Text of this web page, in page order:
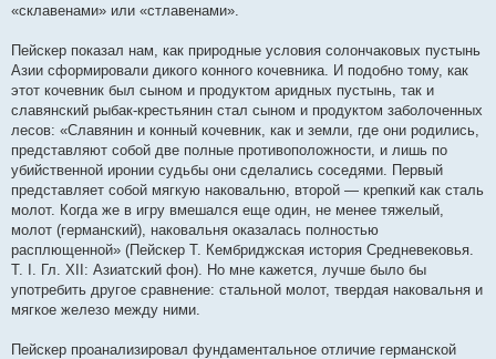
«склавенами» или «стлавенами».
Пейскер показал нам, как природные условия солончаковых пустынь
Азии сформировали дикого конного кочевника. И подобно тому, как
этот кочевник был сыном и продуктом аридных пустынь, так и
славянский рыбак-крестьянин стал сыном и продуктом заболоченных
лесов: «Славянин и конный кочевник, как и земли, где они родились,
представляют собой две полные противоположности, и лишь по
убийственной иронии судьбы они сделались соседями. Первый
представляет собой мягкую наковальню, второй — крепкий как сталь
молот. Когда же в игру вмешался еще один, не менее тяжелый,
молот (германский), наковальня оказалась полностью
расплющенной» (Пейскер Т. Кембриджская история Средневековья.
Т. I. Гл. XII: Азиатский фон). Но мне кажется, лучше было бы
употребить другое сравнение: стальной молот, твердая наковальня и
мягкое железо между ними.
Пейскер проанализировал фундаментальное отличие германской